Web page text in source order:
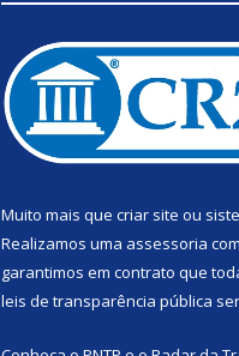
Muito mais que criar site ou
Realizamos uma assessoria
garantimos em contrato que
leis de transparência pública